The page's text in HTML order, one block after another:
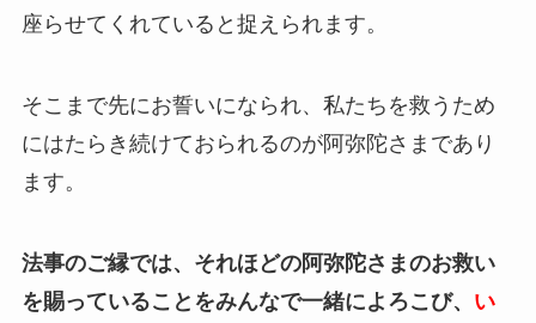
座らせてくれていると捉えられます。
そこまで先にお誓いになられ、私たちを救うため
にはたらき続けておられるのが阿弥陀さまであり
ます。
法事のご縁では、それほどの阿弥陀さまのお救い
を賜っていることをみんなで一緒によろこび、 い